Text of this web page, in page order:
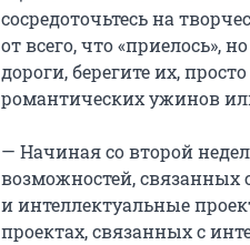
сосредоточьтесь на
от всего, что «приелось»,
дороги, берегите их,
романтических ужинов
— Начиная со второй
возможностей, связанных
и интеллектуальные
проектах, связанных с